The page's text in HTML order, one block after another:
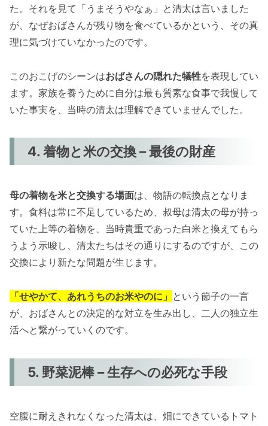
た。それを見て「うまそうやなぁ」と清太は言いました
が、なぜおばさんが残り物を食べているかという、その真
理に気づけていなかったのです。
このおこげのシーンはおばさんの隠れた犠牲を表現してい
ます。家族を養うために自分は最も質素な食事で我慢して
いた事実を、当時の清太は理解できていませんでした。
4. 着物と米の交換 – 最後の財産
母の着物を米と交換する場面は、物語の転換点となりま
す。食料は常に不足しているため、叔母は清太の母が持っ
ていた上等の着物を、当時貴重であった白米と換えてもら
うよう示唆し、清太たちはその通りにするのですが、この
交換により新たな問題が生じます。
「せやかて、あれうちのお米やのに」 という節子の一言
が、おばさんとの決定的な対立を生み出し、二人の独立生
活へと繋がっていくのです。
5. 野菜泥棒 – 生存への必死な手段
空腹に耐えきれなくなった清太は、畑にできているトマト